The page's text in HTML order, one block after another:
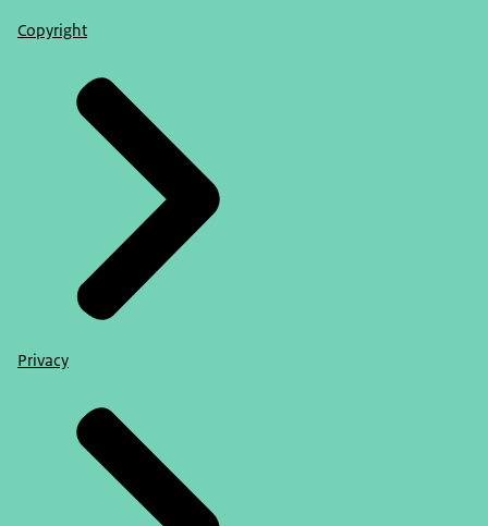
Copyright
Privacy